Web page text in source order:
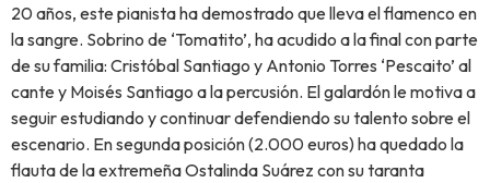
20 años, este pianista ha demostrado que lleva el flamenco en
la sangre. Sobrino de ‘Tomatito’, ha acudido a la final con parte
de su familia: Cristóbal Santiago y Antonio Torres ‘Pescaito’ al
cante y Moisés Santiago a la percusión. El galardón le motiva a
seguir estudiando y continuar defendiendo su talento sobre el
escenario. En segunda posición (2.000 euros) ha quedado la
flauta de la extremeña Ostalinda Suárez con su taranta